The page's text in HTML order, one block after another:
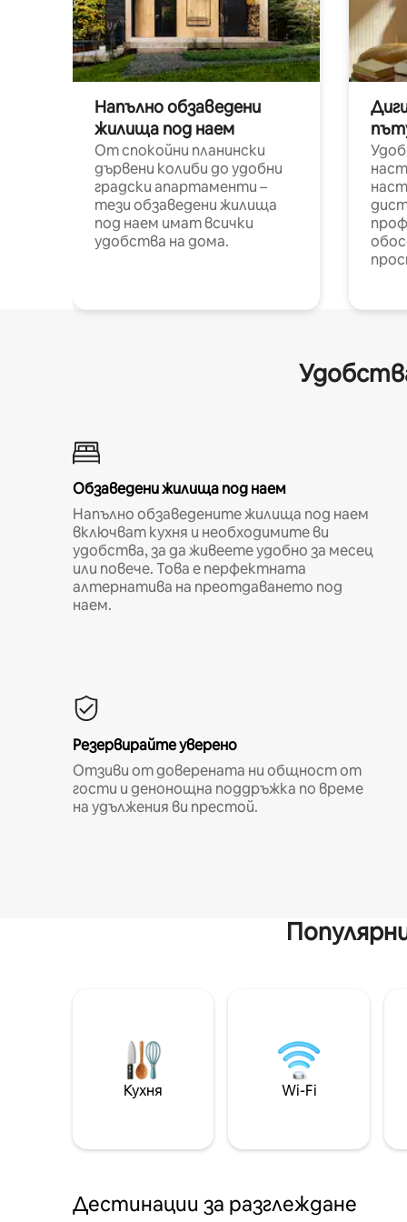
Напълно обзаведени
жилища под наем
От спокойни планински
дървени колиби до удобни
градски апартаменти –
тези обзаведени жилища
под наем имат всички
удобства на дома.
Обзаведени жилища под наем
Напълно обзаведените жилища под наем
включват кухня и необходимите ви
удобства, за да живеете удобно за месец
или повече. Това е перфектната
алтернатива на преотдаването под
наем.
Резервирайте уверено
Отзиви от доверената ни общност от
гости и денонощна поддръжка по време
на удължения ви престой.
Кухня Wi-Fi
Дестинации за разглеждане